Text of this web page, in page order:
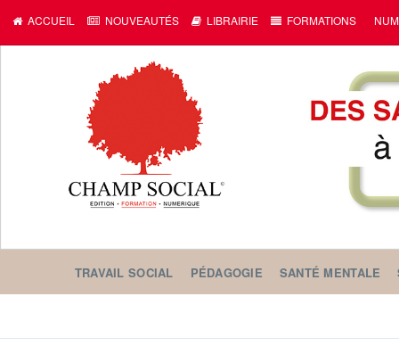
ACCUEIL NOUVEAUTÉS LIBRAIRIE FORMATIONS
TRAVAIL SOCIAL PÉDAGOGIE SANTÉ MENTALE